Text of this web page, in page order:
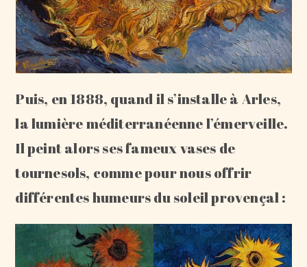
Puis, en 1888, quand il s’installe à Arles,
la lumière méditerranéenne l’émerveille.
Il peint alors ses fameux vases de
tournesols, comme pour nous offrir
différentes humeurs du soleil provençal :